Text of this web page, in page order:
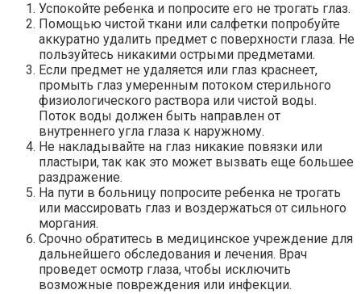
Успокойте ребенка и попросите его не трогать глаз.
Помощью чистой ткани или салфетки попробуйте
аккуратно удалить предмет с поверхности глаза. Не
пользуйтесь никакими острыми предметами.
Если предмет не удаляется или глаз краснеет,
промыть глаз умеренным потоком стерильного
физиологического раствора или чистой воды.
Поток воды должен быть направлен от
внутреннего угла глаза к наружному.
Не накладывайте на глаз никакие повязки или
пластыри, так как это может вызвать еще большее
раздражение.
На пути в больницу попросите ребенка не трогать
или массировать глаз и воздержаться от сильного
моргания.
Срочно обратитесь в медицинское учреждение для
дальнейшего обследования и лечения. Врач
проведет осмотр глаза, чтобы исключить
возможные повреждения или инфекции.